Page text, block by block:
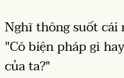
Nghĩ thông suốt cái
"Có biện pháp gì
của ta?"